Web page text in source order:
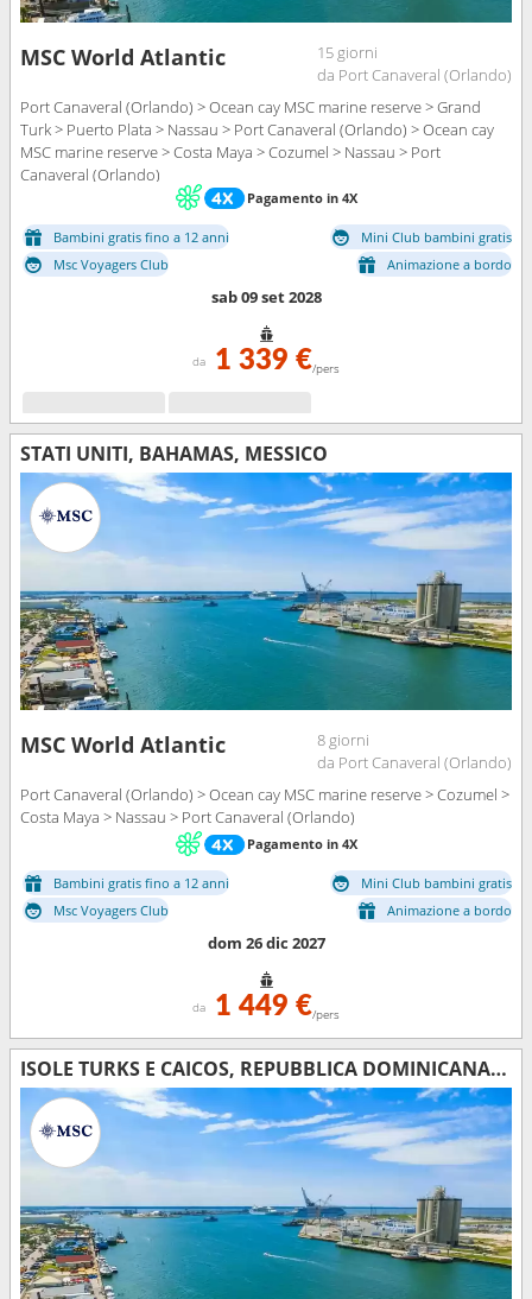
MSC World Atlantic
15 giorni
da Port Canaveral (Orlando)
Port Canaveral (Orlando) > Ocean cay MSC marine reserve > Grand
Turk > Puerto Plata > Nassau > Port Canaveral (Orlando) > Ocean cay
MSC marine reserve > Costa Maya > Cozumel > Nassau > Port
Canaveral (Orlando)
Pagamento in 4X
Bambini gratis fino a 12 anni
Mini Club bambini gratis
Msc Voyagers Club
Animazione a bordo
sab 09 set 2028
da 1 339 €/pers
STATI UNITI, BAHAMAS, MESSICO
MSC World Atlantic
8 giorni
da Port Canaveral (Orlando)
Port Canaveral (Orlando) > Ocean cay MSC marine reserve > Cozumel >
Costa Maya > Nassau > Port Canaveral (Orlando)
Pagamento in 4X
Bambini gratis fino a 12 anni
Mini Club bambini gratis
Msc Voyagers Club
Animazione a bordo
dom 26 dic 2027
da 1 449 €/pers
ISOLE TURKS E CAICOS, REPUBBLICA DOMINICANA, BAHAMAS, MESSICO, STATI UNITI